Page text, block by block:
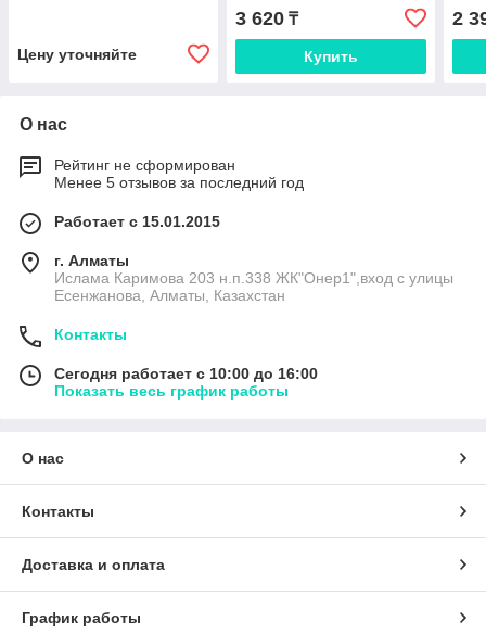
Цену уточняйте
3 620₸
Купить
2
О нас
Рейтинг не сформирован
Менее 5 отзывов за последний год
Работает с 15.01.2015
г. Алматы
Ислама Каримова 203 н.п.338 ЖК"Онер1",вход с улицы
Есенжанова, Алматы, Казахстан
Контакты
Сегодня работает с 10:00 до 16:00
Показать весь график работы
О нас
Контакты
Доставка и оплата
График работы